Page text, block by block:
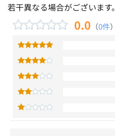
若干異なる場合がございます。
0.0 （0件）